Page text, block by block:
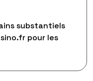
substantiels
pour les